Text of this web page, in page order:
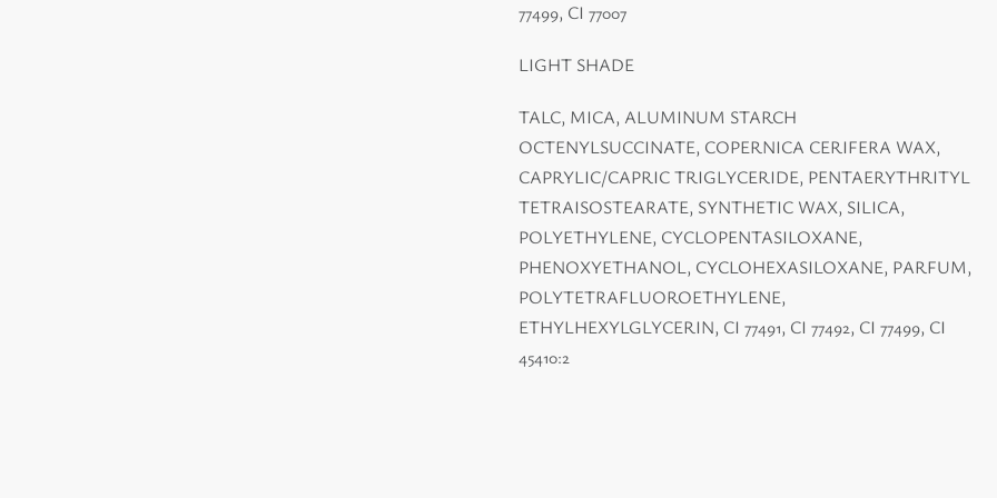
77499, CI 77007
LIGHT SHADE
TALC, MICA, ALUMINUM STARCH
OCTENYLSUCCINATE, COPERNICA CERIFERA WAX,
CAPRYLIC/CAPRIC TRIGLYCERIDE, PENTAERYTHRITYL
TETRAISOSTEARATE, SYNTHETIC WAX, SILICA,
POLYETHYLENE, CYCLOPENTASILOXANE,
PHENOXYETHANOL, CYCLOHEXASILOXANE, PARFUM,
POLYTETRAFLUOROETHYLENE,
ETHYLHEXYLGLYCERIN, CI 77491, CI 77492, CI 77499, CI
45410:2